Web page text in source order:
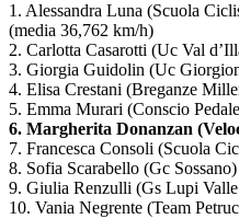
1. Alessandra Luna (Scuola
(media 36,762 km/h)
2. Carlotta Casarotti (Uc Val
3. Giorgia Guidolin (Uc
4. Elisa Crestani (Breganze
5. Emma Murari (Conscio
6. Margherita Donanzan
7. Francesca Consoli (Scuola
8. Sofia Scarabello (Gc Sossano)
9. Giulia Renzulli (Gs Lupi Valle
10. Vania Negrente (Team